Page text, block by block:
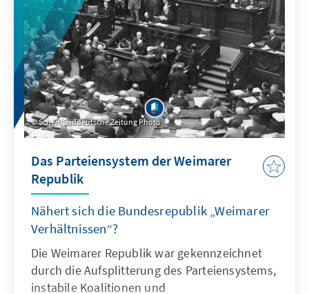
Zweiten Weltkrieg steht.
Scherl/Süddeutsche Zeitung Photo
Das Parteiensystem der Weimarer
Republik
Nähert sich die Bundesrepublik „Weimarer
Verhältnissen“?
Die Weimarer Republik war gekennzeichnet
durch die Aufsplitterung des Parteiensystems,
instabile Koalitionen und